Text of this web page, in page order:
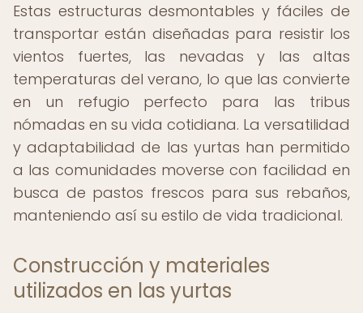
Estas estructuras desmontables y fáciles de
transportar están diseñadas para resistir los
vientos fuertes, las nevadas y las altas
temperaturas del verano, lo que las convierte
en un refugio perfecto para las tribus
nómadas en su vida cotidiana. La versatilidad
y adaptabilidad de las yurtas han permitido
a las comunidades moverse con facilidad en
busca de pastos frescos para sus rebaños,
manteniendo así su estilo de vida tradicional.
Construcción y materiales
utilizados en las yurtas